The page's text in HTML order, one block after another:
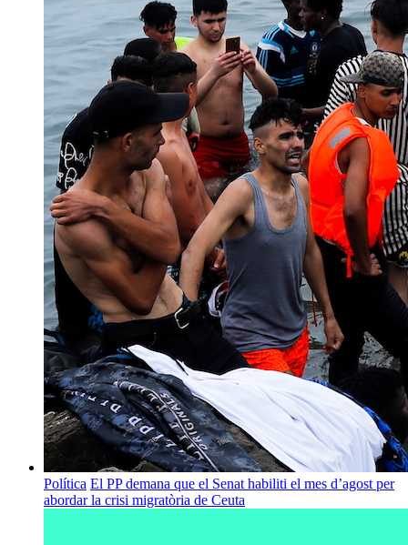
Política El PP demana que el Senat habiliti el mes d’agost per
abordar la crisi migratòria de Ceuta